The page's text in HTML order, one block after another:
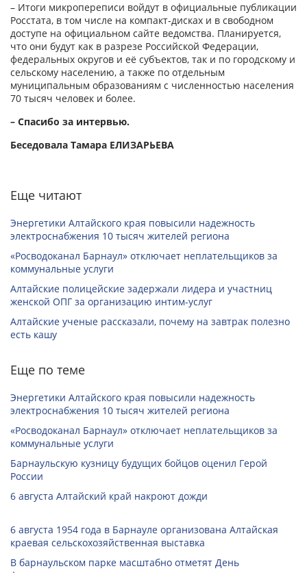
– Итоги микропереписи войдут в официальные публикации
Росстата, в том числе на компакт-дисках и в свободном
доступе на официальном сайте ведомства. Планируется,
что они будут как в разрезе Российской Федерации,
федеральных округов и её субъектов, так и по городскому и
сельскому населению, а также по отдельным
муниципальным образованиям с численностью населения
70 тысяч человек и более.
– Спасибо за интервью.
Беседовала Тамара ЕЛИЗАРЬЕВА
Еще читают
Энергетики Алтайского края повысили надежность
электроснабжения 10 тысяч жителей региона
«Росводоканал Барнаул» отключает неплательщиков за
коммунальные услуги
Алтайские полицейские задержали лидера и участниц
женской ОПГ за организацию интим-услуг
Алтайские ученые рассказали, почему на завтрак полезно
есть кашу
Еще по теме
Энергетики Алтайского края повысили надежность
электроснабжения 10 тысяч жителей региона
«Росводоканал Барнаул» отключает неплательщиков за
коммунальные услуги
Барнаульскую кузницу будущих бойцов оценил Герой
России
6 августа Алтайский край накроют дожди
6 августа 1954 года в Барнауле организована Алтайская
краевая сельскохозяйственная выставка
В барнаульском парке масштабно отметят День